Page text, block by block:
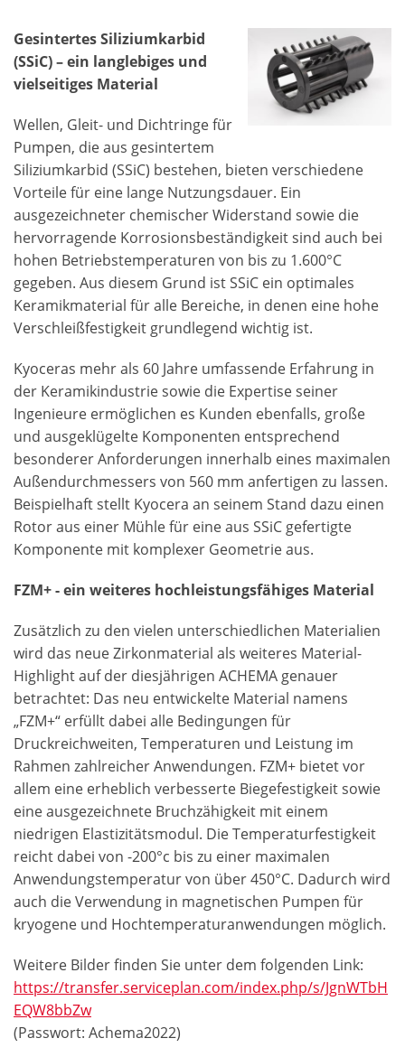
Gesintertes Siliziumkarbid
(SSiC) – ein langlebiges und
vielseitiges Material
Wellen, Gleit- und Dichtringe für
Pumpen, die aus gesintertem
Siliziumkarbid (SSiC) bestehen, bieten verschiedene
Vorteile für eine lange Nutzungsdauer. Ein
ausgezeichneter chemischer Widerstand sowie die
hervorragende Korrosionsbeständigkeit sind auch bei
hohen Betriebstemperaturen von bis zu 1.600°C
gegeben. Aus diesem Grund ist SSiC ein optimales
Keramikmaterial für alle Bereiche, in denen eine hohe
Verschleißfestigkeit grundlegend wichtig ist.
Kyoceras mehr als 60 Jahre umfassende Erfahrung in
der Keramikindustrie sowie die Expertise seiner
Ingenieure ermöglichen es Kunden ebenfalls, große
und ausgeklügelte Komponenten entsprechend
besonderer Anforderungen innerhalb eines maximalen
Außendurchmessers von 560 mm anfertigen zu lassen.
Beispielhaft stellt Kyocera an seinem Stand dazu einen
Rotor aus einer Mühle für eine aus SSiC gefertigte
Komponente mit komplexer Geometrie aus.
FZM+ - ein weiteres hochleistungsfähiges Material
Zusätzlich zu den vielen unterschiedlichen Materialien
wird das neue Zirkonmaterial als weiteres Material-
Highlight auf der diesjährigen ACHEMA genauer
betrachtet: Das neu entwickelte Material namens
„FZM+“ erfüllt dabei alle Bedingungen für
Druckreichweiten, Temperaturen und Leistung im
Rahmen zahlreicher Anwendungen. FZM+ bietet vor
allem eine erheblich verbesserte Biegefestigkeit sowie
eine ausgezeichnete Bruchzähigkeit mit einem
niedrigen Elastizitätsmodul. Die Temperaturfestigkeit
reicht dabei von -200°c bis zu einer maximalen
Anwendungstemperatur von über 450°C. Dadurch wird
auch die Verwendung in magnetischen Pumpen für
kryogene und Hochtemperaturanwendungen möglich.
Weitere Bilder finden Sie unter dem folgenden Link:
https://transfer.serviceplan.com/index.php/s/JgnWTbH
EQW8bbZw
(Passwort: Achema2022)